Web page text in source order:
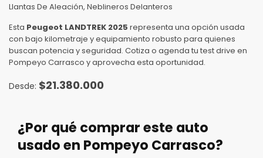
Llantas De Aleación, Neblineros Delanteros
Esta Peugeot LANDTREK 2025 representa una opción usada
con bajo kilometraje y equipamiento robusto para quienes
buscan potencia y seguridad. Cotiza o agenda tu test drive en
Pompeyo Carrasco y aprovecha esta oportunidad.
$21.380.000
¿Por qué comprar este auto
usado en Pompeyo Carrasco?